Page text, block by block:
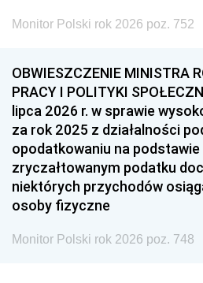
Monitor Polski rok 2026 poz. 752
OBWIESZCZENIE MINISTRA
PRACY I POLITYKI
lipca 2026 r. w sprawie
za rok 2025 z działalności
opodatkowaniu na
zryczałtowanym podatku
niektórych przychodów
osoby fizyczne
Monitor Polski rok 2026 poz. 748